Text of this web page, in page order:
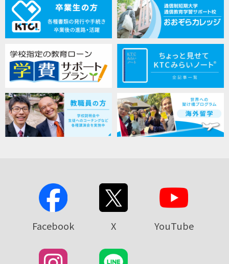
Facebook X YouTube